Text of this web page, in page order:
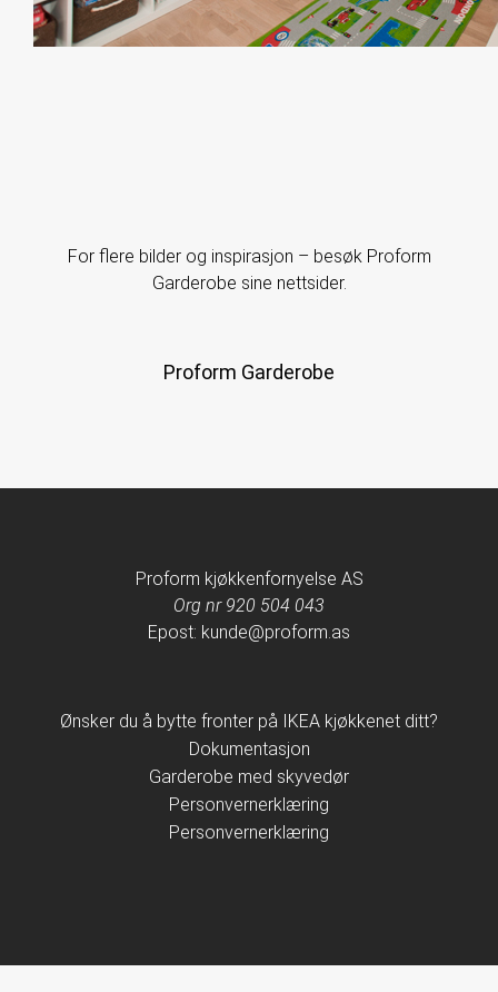
For flere bilder og inspirasjon – besøk Proform
Garderobe sine nettsider.
Proform Garderobe
Proform kjøkkenfornyelse AS
Org nr 920 504 043
Epost: kunde@proform.as
Ønsker du å bytte fronter på IKEA kjøkkenet ditt?
Dokumentasjon
Garderobe med skyvedør
Personvernerklæring
Personvernerklæring